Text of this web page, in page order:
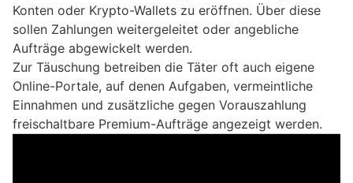
Konten oder Krypto-Wallets zu eröffnen. Über diese
sollen Zahlungen weitergeleitet oder angebliche
Aufträge abgewickelt werden.
Zur Täuschung betreiben die Täter oft auch eigene
Online-Portale, auf denen Aufgaben, vermeintliche
Einnahmen und zusätzliche gegen Vorauszahlung
freischaltbare Premium-Aufträge angezeigt werden.